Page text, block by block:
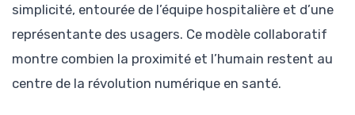
simplicité, entourée de l’équipe hospitalière et d’une
représentante des usagers. Ce modèle collaboratif
montre combien la proximité et l’humain restent au
centre de la révolution numérique en santé.